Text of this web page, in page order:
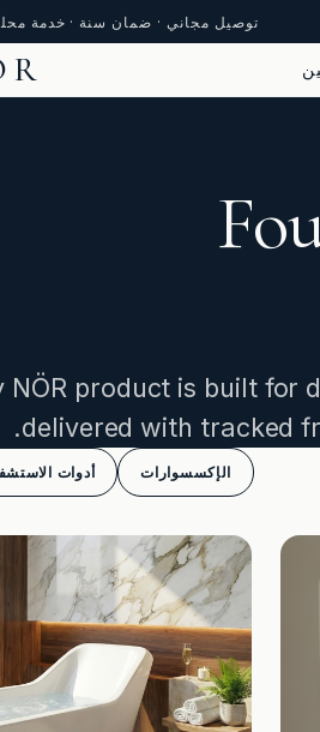
توصيل مجاني · ضمان سنة · خدمة
NÖR product is built for
delivered with tracked
أدوات الإكسسوارات